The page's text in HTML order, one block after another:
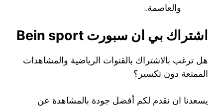
والعاصمة.
اشتراك بي ان سبورت Bein sport
هل ترغب بالاشتراك بالقنوات الرياضية والمشاهدات
الممتعة دون تكسير؟
يسعدنا ان نقدم لكم أفضل جودة بالمشاهدة عن